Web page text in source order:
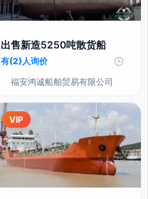
出售新造5250吨散货船
有(2)人询价
福安鸿诚船舶贸易有限公司
VIP